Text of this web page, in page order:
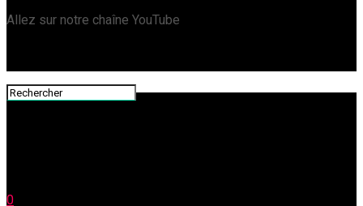
Allez sur notre chaîne YouTube
0